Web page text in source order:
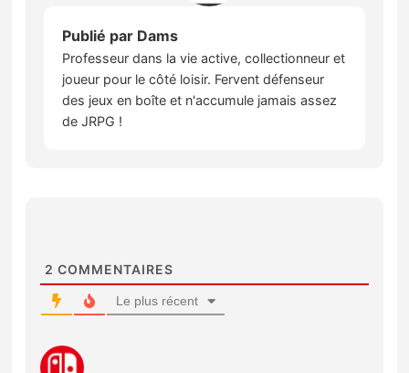
Publié par Dams
Professeur dans la vie active, collectionneur et
joueur pour le côté loisir. Fervent défenseur
des jeux en boîte et n'accumule jamais assez
de JRPG !
2 COMMENTAIRES
Le plus récent